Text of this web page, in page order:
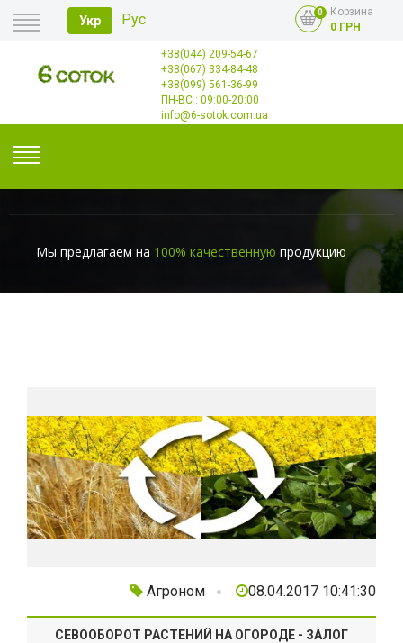
Укр Рус 0
Корзина
0 ГРН
Главная
Оплата
Доставка
+38(044) 209-54-67
+38(067) 334-84-48
+38(099) 561-36-99
ПН-ВС : 09:00-20:00
info@6-sotok.com.ua
Мы предлагаем на 100% качественную продукцию
Агроном 08.04.2017 10:41:30
СЕВООБОРОТ РАСТЕНИЙ НА ОГОРОДЕ - ЗАЛОГ